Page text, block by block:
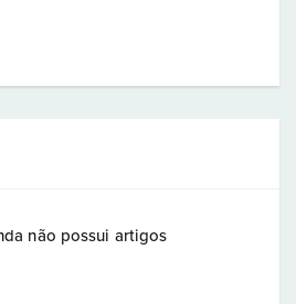
não possui artigos